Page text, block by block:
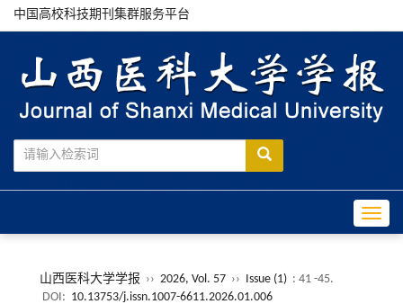
中国高校科技期刊集群服务平台
山西医科大学学报 ›› 2026, Vol. 57 ›› Issue (1) : 41 -45.
DOI: 10.13753/j.issn.1007-6611.2026.01.006